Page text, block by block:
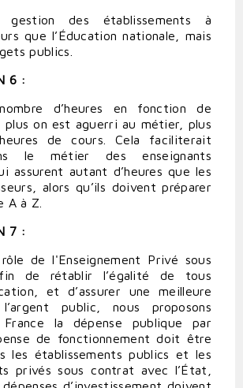
gestion des établissements à
que l’Éducation nationale, mais
publics.
6 :
d’heures en fonction de
plus on est aguerri au métier, plus
de cours. Cela faciliterait
le métier des enseignants
assurent autant d’heures que les
alors qu’ils doivent préparer
A à Z.
7 :
de l'Enseignement Privé sous
de rétablir l’égalité de tous
et d’assurer une meilleure
public, nous proposons
la dépense publique par
de fonctionnement doit être
les établissements publics et les
privés sous contrat avec l’État,